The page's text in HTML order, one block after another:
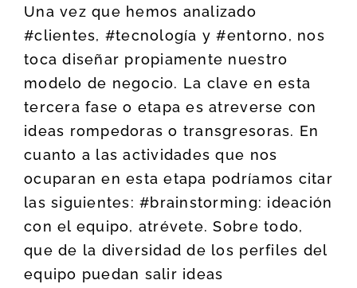
Una vez que hemos analizado
#clientes, #tecnología y #entorno, nos
toca diseñar propiamente nuestro
modelo de negocio. La clave en esta
tercera fase o etapa es atreverse con
ideas rompedoras o transgresoras. En
cuanto a las actividades que nos
ocuparan en esta etapa podríamos citar
las siguientes: #brainstorming: ideación
con el equipo, atrévete. Sobre todo,
que de la diversidad de los perfiles del
equipo puedan salir ideas